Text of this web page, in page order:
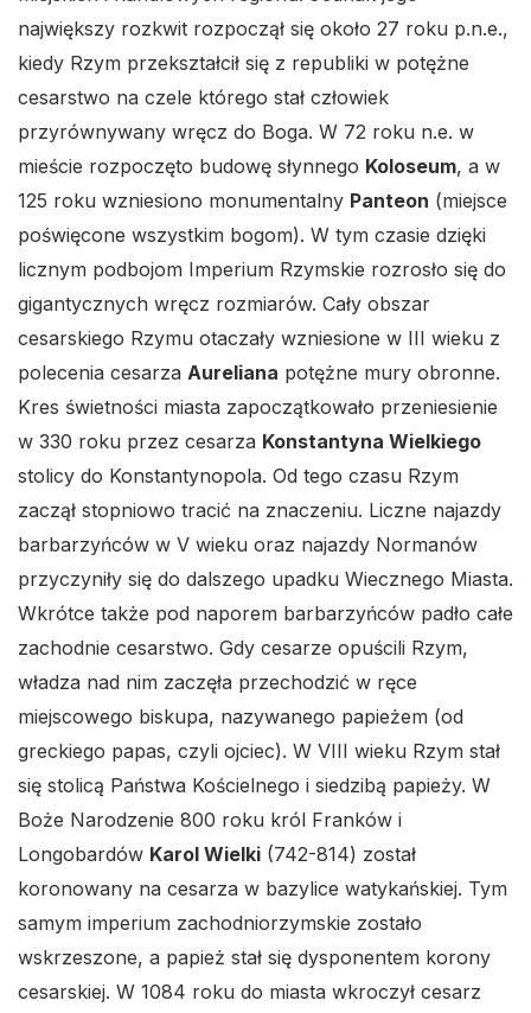
największy rozkwit rozpoczął się około 27 roku p.n.e.,
kiedy Rzym przekształcił się z republiki w potężne
cesarstwo na czele którego stał człowiek
przyrównywany wręcz do Boga. W 72 roku n.e. w
mieście rozpoczęto budowę słynnego Koloseum, a w
125 roku wzniesiono monumentalny Panteon (miejsce
poświęcone wszystkim bogom). W tym czasie dzięki
licznym podbojom Imperium Rzymskie rozrosło się do
gigantycznych wręcz rozmiarów. Cały obszar
cesarskiego Rzymu otaczały wzniesione w III wieku z
polecenia cesarza Aureliana potężne mury obronne.
Kres świetności miasta zapoczątkowało przeniesienie
w 330 roku przez cesarza Konstantyna Wielkiego
stolicy do Konstantynopola. Od tego czasu Rzym
zaczął stopniowo tracić na znaczeniu. Liczne najazdy
barbarzyńców w V wieku oraz najazdy Normanów
przyczyniły się do dalszego upadku Wiecznego Miasta.
Wkrótce także pod naporem barbarzyńców padło całe
zachodnie cesarstwo. Gdy cesarze opuścili Rzym,
władza nad nim zaczęła przechodzić w ręce
miejscowego biskupa, nazywanego papieżem (od
greckiego papas, czyli ojciec). W VIII wieku Rzym stał
się stolicą Państwa Kościelnego i siedzibą papieży. W
Boże Narodzenie 800 roku król Franków i
Longobardów Karol Wielki (742-814) został
koronowany na cesarza w bazylice watykańskiej. Tym
samym imperium zachodniorzymskie zostało
wskrzeszone, a papież stał się dysponentem korony
cesarskiej. W 1084 roku do miasta wkroczył cesarz